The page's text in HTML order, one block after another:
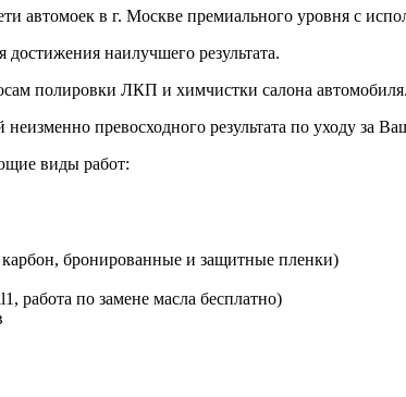
автомоек в г. Москве премиального уровня с
наилучшего результата.
полировки ЛКП и химчистки салона автомобиля.
превосходного результата по уходу за
виды работ:
бронированные и защитные пленки)
работа по замене масла бесплатно)